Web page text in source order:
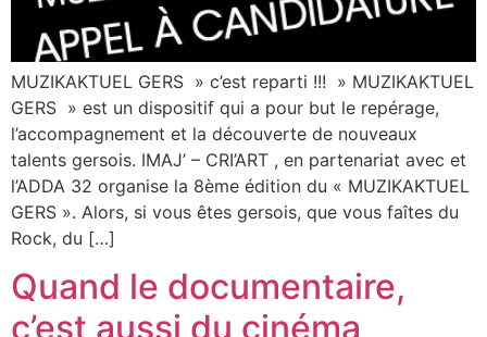
MUZIKAKTUEL GERS » c’est reparti !!! » MUZIKAKTUEL
GERS » est un dispositif qui a pour but le repérage,
l’accompagnement et la découverte de nouveaux
talents gersois. IMAJ’ – CRI’ART , en partenariat avec et
l’ADDA 32 organise la 8ème édition du « MUZIKAKTUEL
GERS ». Alors, si vous êtes gersois, que vous faîtes du
Rock, du […]
Quand le documentaire,
c’est aussi du cinéma